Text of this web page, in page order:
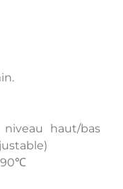
haut/bas